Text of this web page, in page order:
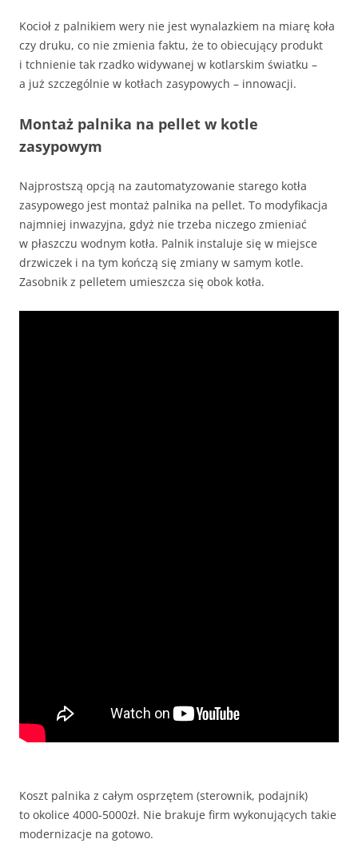
Kocioł z palnikiem wery nie jest wynalazkiem na miarę koła
czy druku, co nie zmienia faktu, że to obiecujący produkt
i tchnienie tak rzadko widywanej w kotlarskim światku –
a już szczególnie w kotłach zasypowych – innowacji.
Montaż palnika na pellet w kotle
zasypowym
Najprostszą opcją na zautomatyzowanie starego kotła
zasypowego jest montaż palnika na pellet. To modyfikacja
najmniej inwazyjna, gdyż nie trzeba niczego zmieniać
w płaszczu wodnym kotła. Palnik instaluje się w miejsce
drzwiczek i na tym kończą się zmiany w samym kotle.
Zasobnik z pelletem umieszcza się obok kotła.
Koszt palnika z całym osprzętem (sterownik, podajnik)
to okolice 4000-5000zł. Nie brakuje firm wykonujących takie
modernizacje na gotowo.